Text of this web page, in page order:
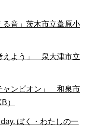
音」茨木市立葦原小
えよう」 泉大津市立
ャンピオン」 和泉市
）
ぼく・わたしの一